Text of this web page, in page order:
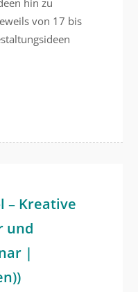
hin zu
von 17 bis
– Kreative
und
|